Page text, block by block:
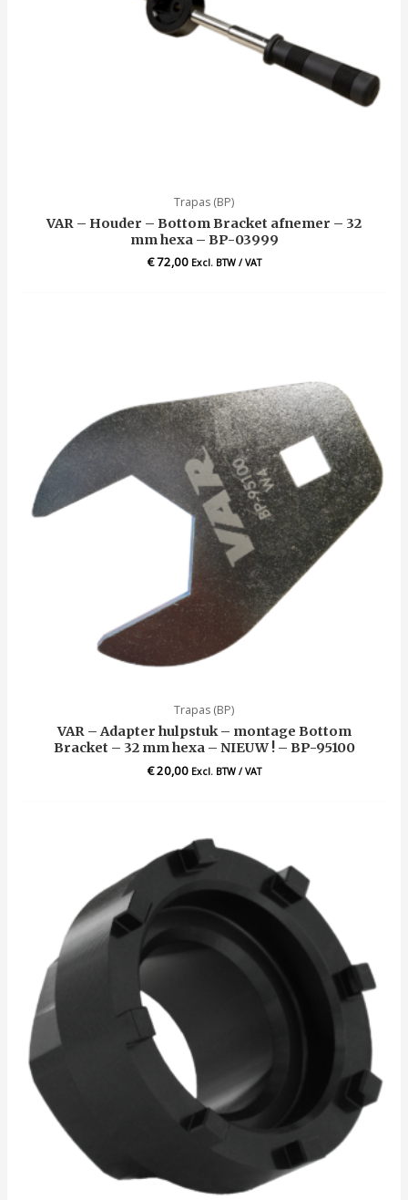
Trapas (BP)
VAR – Houder – Bottom Bracket afnemer – 32
mm hexa – BP-03999
€72,00 Excl. BTW / VAT
Trapas (BP)
VAR – Adapter hulpstuk – montage Bottom
Bracket – 32 mm hexa – NIEUW ! – BP-95100
€20,00 Excl. BTW / VAT